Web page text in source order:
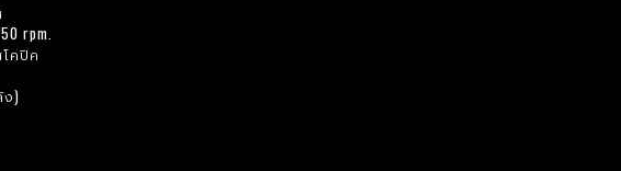
rpm.
ปิค
)